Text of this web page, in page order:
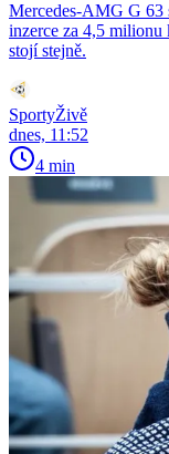
Mercedes-AMG G 63
inzerce za 4,5 milionu
stojí stejně.
SportyŽivě
dnes, 11:52
4 min